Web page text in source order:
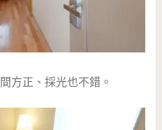
方正、採光也不錯。